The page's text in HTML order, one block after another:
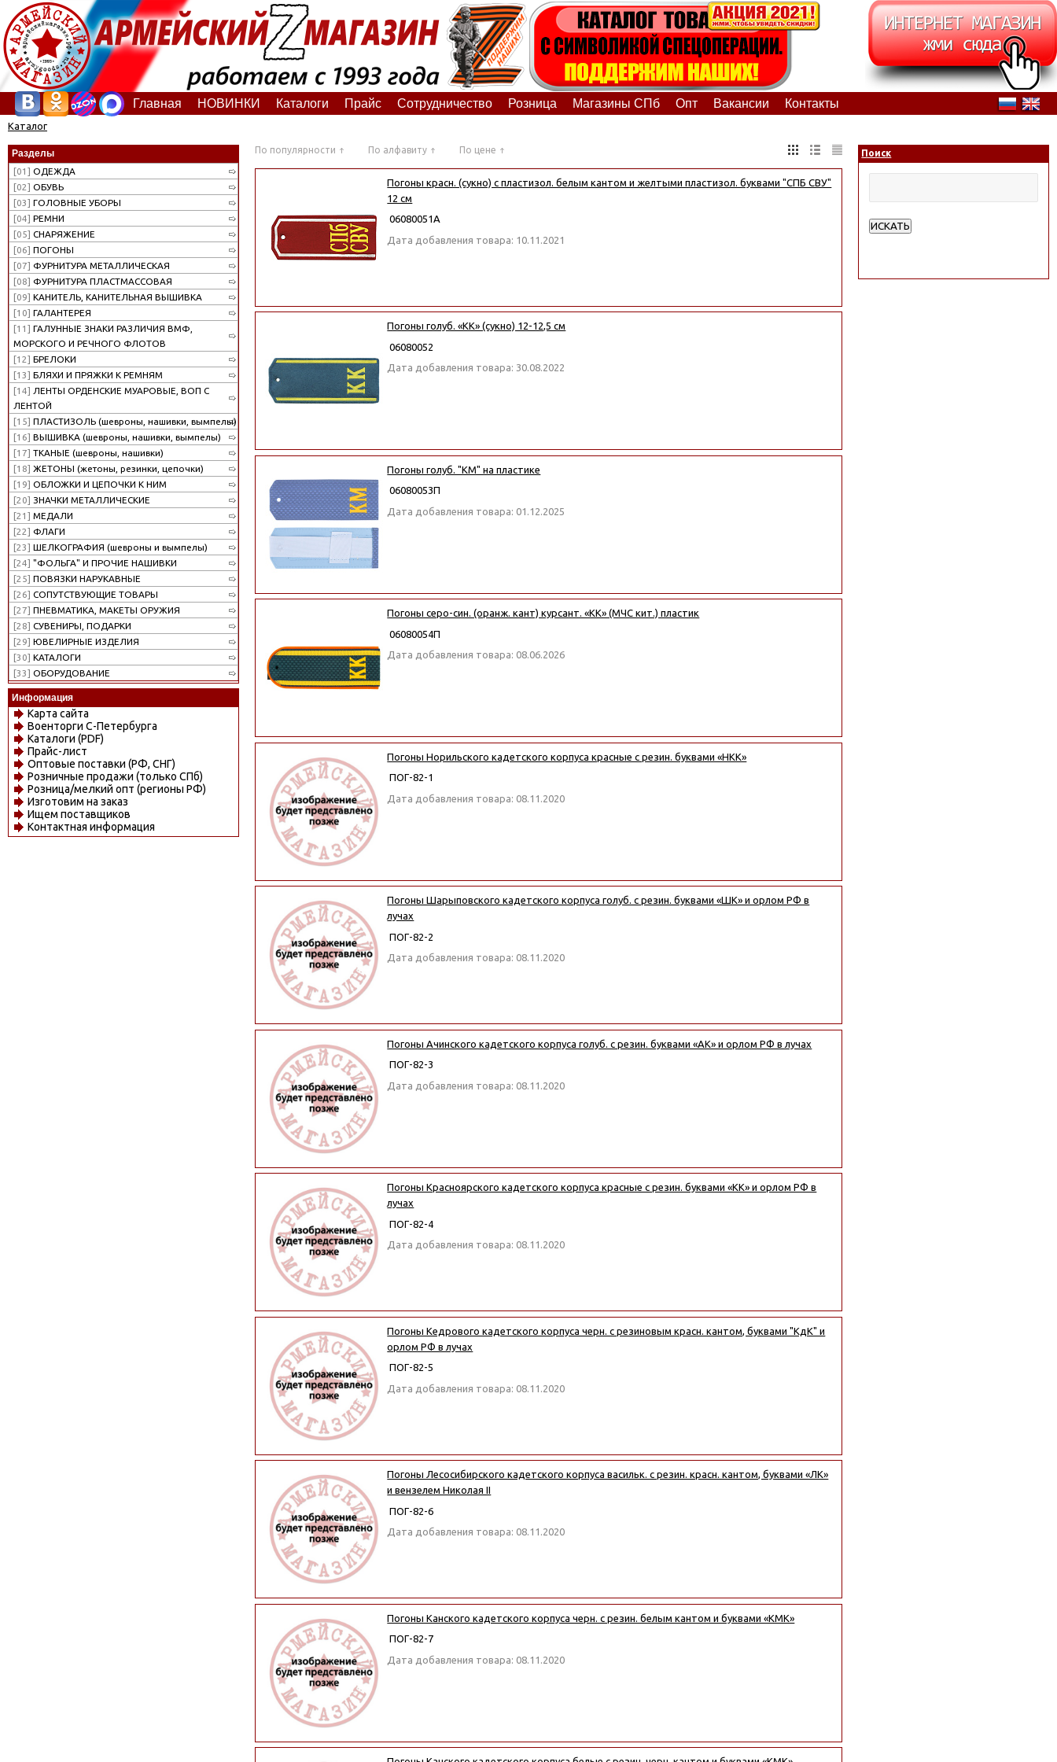
Главная НОВИНКИ Каталоги Прайс Сотрудничество Розница Магазины СПб Опт Вакансии Контакты
Каталог
Разделы
[01] ОДЕЖДА
[02] ОБУВЬ
[03] ГОЛОВНЫЕ УБОРЫ
[04] РЕМНИ
[05] СНАРЯЖЕНИЕ
[06] ПОГОНЫ
[07] ФУРНИТУРА МЕТАЛЛИЧЕСКАЯ
[08] ФУРНИТУРА ПЛАСТМАССОВАЯ
[09] КАНИТЕЛЬ, КАНИТЕЛЬНАЯ ВЫШИВКА
[10] ГАЛАНТЕРЕЯ
[11] ГАЛУННЫЕ ЗНАКИ РАЗЛИЧИЯ ВМФ,
МОРСКОГО И РЕЧНОГО ФЛОТОВ
[12] БРЕЛОКИ
[13] БЛЯХИ И ПРЯЖКИ К РЕМНЯМ
[14] ЛЕНТЫ ОРДЕНСКИЕ МУАРОВЫЕ, ВОП С
ЛЕНТОЙ
[15] ПЛАСТИЗОЛЬ (шевроны, нашивки, вымпелы)
[16] ВЫШИВКА (шевроны, нашивки, вымпелы)
[17] ТКАНЫЕ (шевроны, нашивки)
[18] ЖЕТОНЫ (жетоны, резинки, цепочки)
[19] ОБЛОЖКИ И ЦЕПОЧКИ К НИМ
[20] ЗНАЧКИ МЕТАЛЛИЧЕСКИЕ
[21] МЕДАЛИ
[22] ФЛАГИ
[23] ШЕЛКОГРАФИЯ (шевроны и вымпелы)
[24] "ФОЛЬГА" И ПРОЧИЕ НАШИВКИ
[25] ПОВЯЗКИ НАРУКАВНЫЕ
[26] СОПУТСТВУЮЩИЕ ТОВАРЫ
[27] ПНЕВМАТИКА, МАКЕТЫ ОРУЖИЯ
[28] СУВЕНИРЫ, ПОДАРКИ
[29] ЮВЕЛИРНЫЕ ИЗДЕЛИЯ
[30] КАТАЛОГИ
[33] ОБОРУДОВАНИЕ
Информация
Карта сайта
Военторги С-Петербурга
Каталоги (PDF)
Прайс-лист
Оптовые поставки (РФ, СНГ)
Розничные продажи (только СПб)
Розница/мелкий опт (регионы РФ)
Изготовим на заказ
Ищем поставщиков
Контактная информация
По популярности По алфавиту По цене
Погоны красн. (сукно) с пластизол. белым кантом и желтыми пластизол. буквами "СПБ СВУ"
12 см
06080051А
Дата добавления товара: 10.11.2021
Погоны голуб. «КК» (сукно) 12-12,5 см
06080052
Дата добавления товара: 30.08.2022
Погоны голуб. "КМ" на пластике
06080053П
Дата добавления товара: 01.12.2025
Погоны серо-син. (оранж. кант) курсант. «КК» (МЧС кит.) пластик
06080054П
Дата добавления товара: 08.06.2026
Погоны Норильского кадетского корпуса красные с резин. буквами «НКК»
ПОГ-82-1
Дата добавления товара: 08.11.2020
Погоны Шарыповского кадетского корпуса голуб. с резин. буквами «ШК» и орлом РФ в
лучах
ПОГ-82-2
Дата добавления товара: 08.11.2020
Погоны Ачинского кадетского корпуса голуб. с резин. буквами «АК» и орлом РФ в лучах
ПОГ-82-3
Дата добавления товара: 08.11.2020
Погоны Красноярского кадетского корпуса красные с резин. буквами «КК» и орлом РФ в
лучах
ПОГ-82-4
Дата добавления товара: 08.11.2020
Погоны Кедрового кадетского корпуса черн. с резиновым красн. кантом, буквами "КдК" и
орлом РФ в лучах
ПОГ-82-5
Дата добавления товара: 08.11.2020
Погоны Лесосибирского кадетского корпуса васильк. с резин. красн. кантом, буквами «ЛК»
и вензелем Николая II
ПОГ-82-6
Дата добавления товара: 08.11.2020
Погоны Канского кадетского корпуса черн. с резин. белым кантом и буквами «КМК»
ПОГ-82-7
Дата добавления товара: 08.11.2020
Поиск
ИСКАТЬ